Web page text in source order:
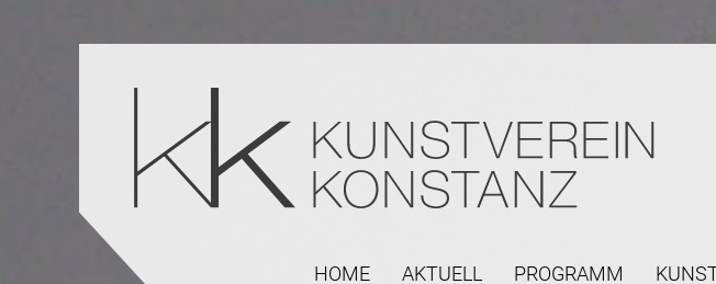
HOME AKTUELL PROGRAMM